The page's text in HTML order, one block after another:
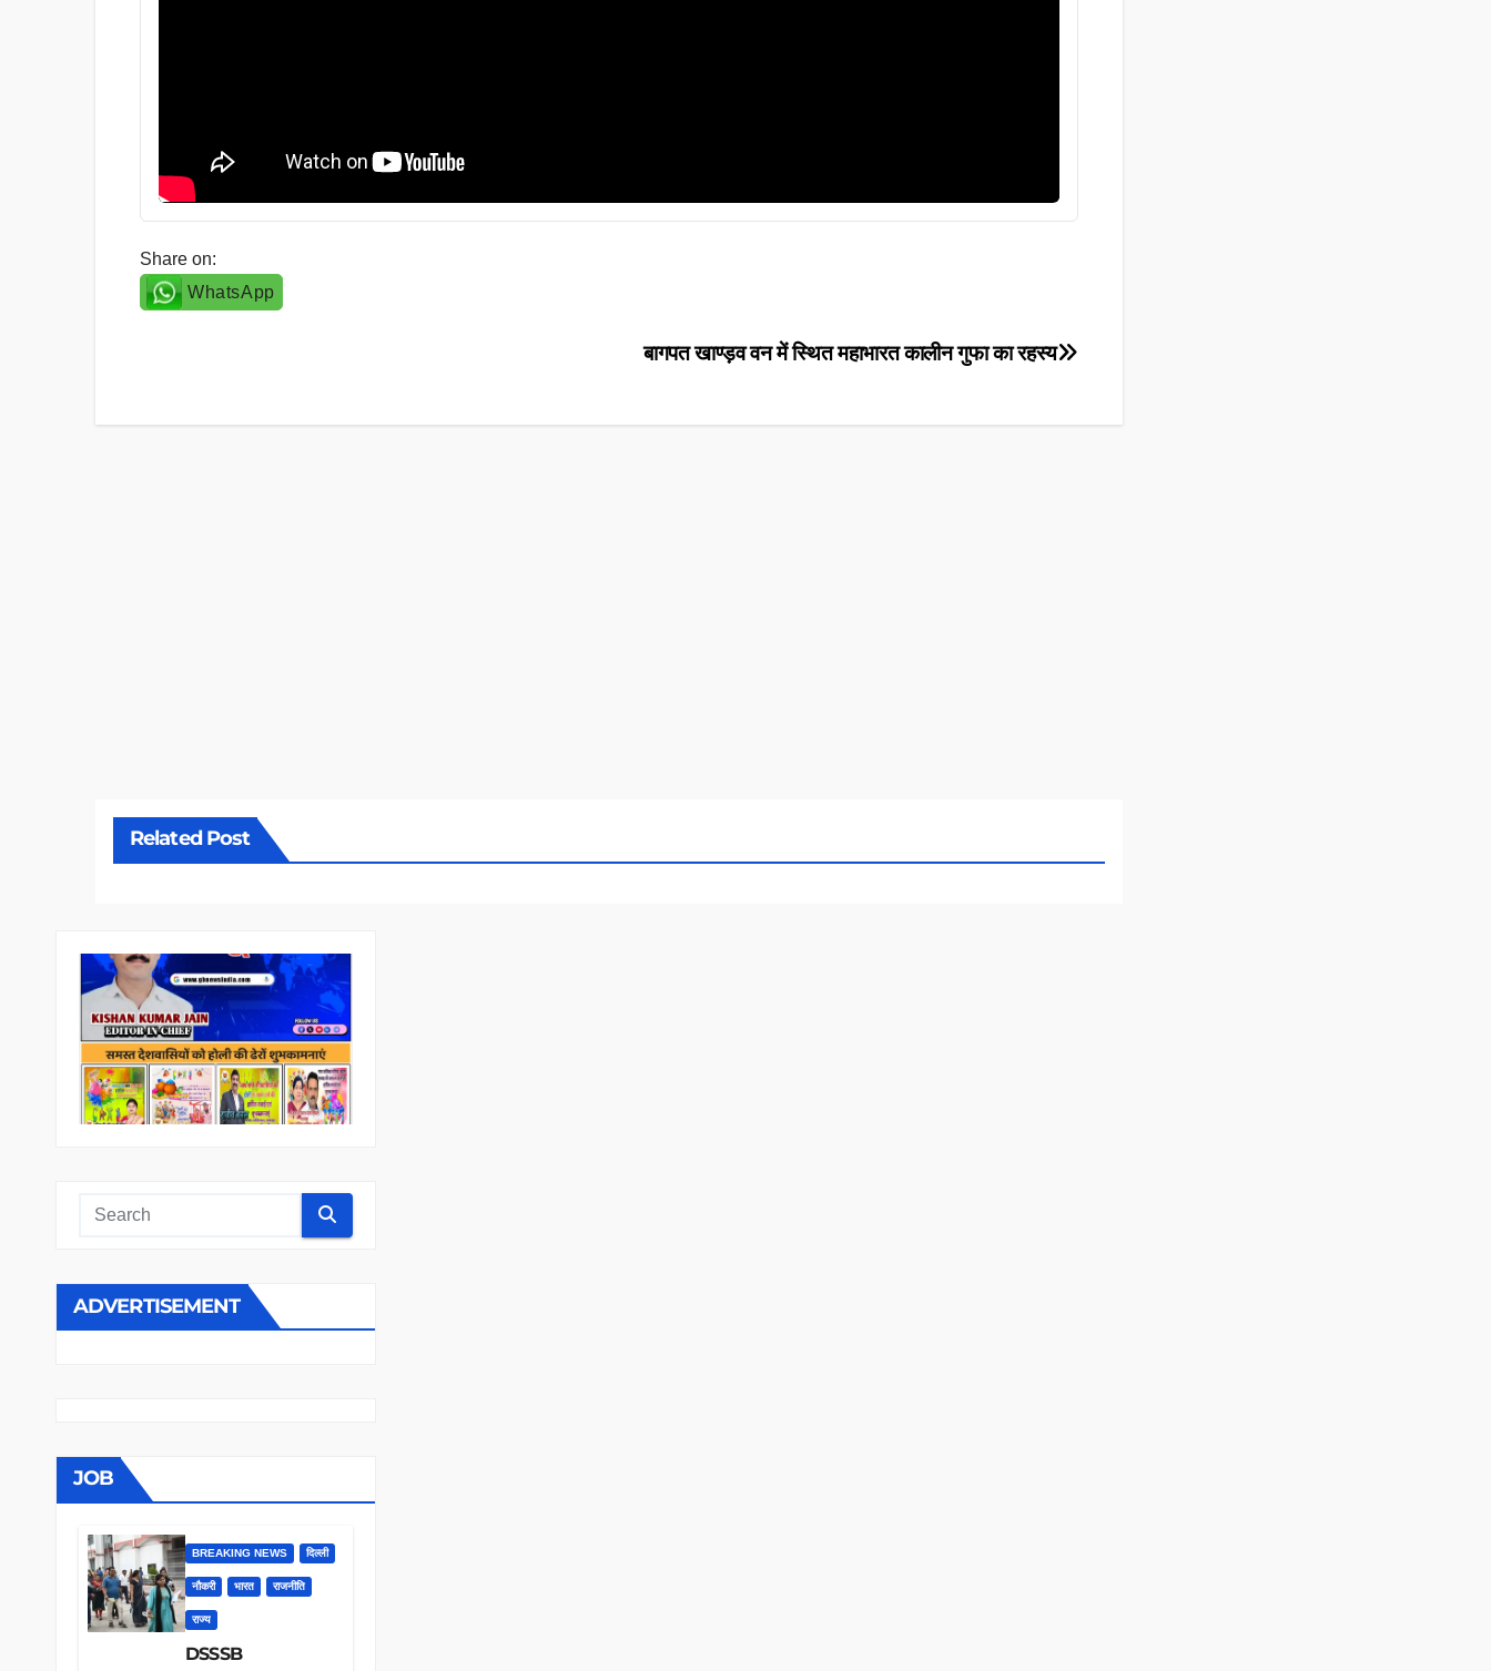
Share on:
WhatsApp
बागपत खाण्ड़व वन में स्थित महाभारत कालीन गुफा का रहस्य
Related Post
ADVERTISEMENT
JOB
BREAKING NEWS दिल्ली
नौकरी भारत राजनीति
राज्य
DSSSB